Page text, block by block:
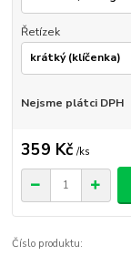
Řetízek
Nejsme plátci DPH
359 Kč /ks
Číslo produktu: